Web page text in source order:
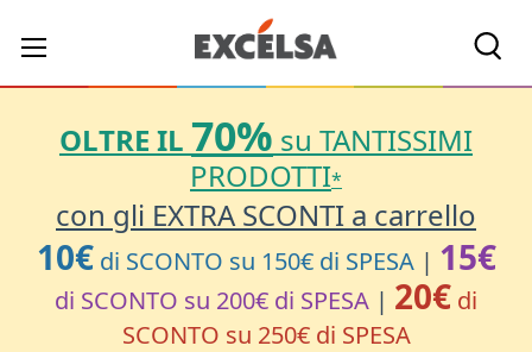
OLTRE IL 70% su TANTISSIMI
PRODOTTI*
con gli EXTRA SCONTI a carrello
10€ di SCONTO su 150€ di SPESA| 15€
di SCONTO su 200€ di SPESA | 20€ di
SCONTO su 250€ di SPESA